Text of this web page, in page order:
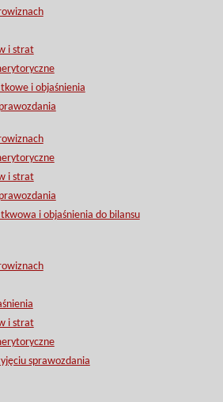
i strat
i objaśnienia
i strat
i objaśnienia do bilansu
i strat
sprawozdania